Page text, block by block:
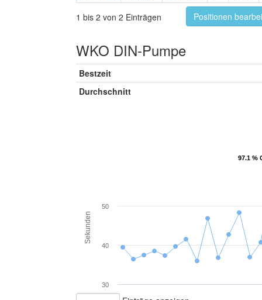
1 bis 2 von 2 Einträgen Positionen
WKO DIN-Pumpe
Bestzeit
Durchschnitt
97.1 %
97.1 %
Sekunden
30
40
50